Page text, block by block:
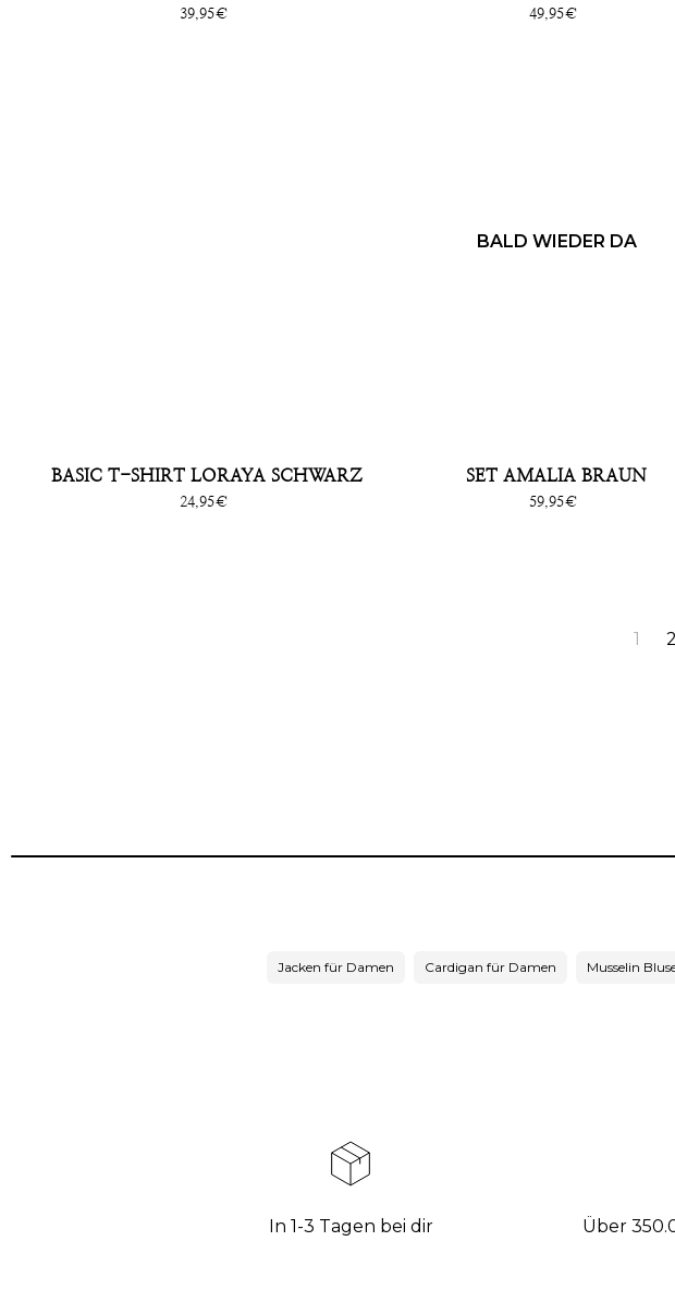
Sonderpreis
39,95€ Sonderpreis
49,95€
BASIC T-SHIRT LORAYA SCHWARZ
Sonderpreis
24,95€
BALD WIEDER DA
SET AMALIA BRAUN
Sonderpreis
59,95€
1 2
Jacken für Damen Cardigan für Damen Musselin
In 1-3 Tagen bei dir Über